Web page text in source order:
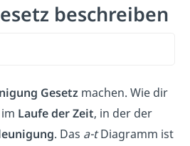
beschreiben
Gesetz machen. Wie dir
im Laufe der Zeit, in der der
. Das a-tDiagramm ist